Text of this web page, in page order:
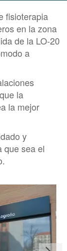
fisioterapia
en la zona
de la LO-20
a
la
la mejor
y
que sea el